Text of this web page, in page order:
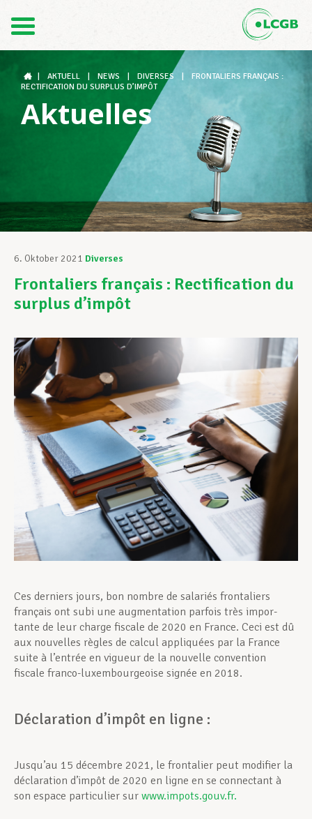
FR
Der LCGB
Gewerkschaftsstrukturen
Unterstützung im Arbeitsalltag
Ihre Rechte
Unterstützung im Privatleben
Berufliche Weiterentwicklung
Mitglied werden
Aktuell
AKTUELL NEWS DIVERSES
FRONTALIERS FRANÇAIS :
RECTIFICATION DU SURPLUS D’IMPÔT
Aktuelles
6. Oktober 2021 Diverses
Frontaliers français : Rectification du
surplus d’impôt
Ces derniers jours, bon nombre de salariés frontaliers
français ont subi une augmentation parfois très impor­
tante de leur charge fiscale de 2020 en France. Ceci est dû
aux nouvelles règles de calcul appliquées par la France
suite à l’entrée en vigueur de la nouvelle convention
fiscale franco-luxembourgeoise signée en 2018.
Déclaration d’impôt en ligne :
Jusqu’au 15 décembre 2021, le frontalier peut modifier la
déclaration d’impôt de 2020 en ligne en se connec­tant à
son espace particulier sur www.impots.gouv.fr.